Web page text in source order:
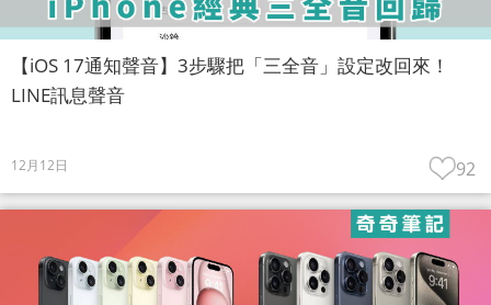
【iOS 17通知聲音】3步驟把「三全音」設定改回來！
LINE訊息聲音
12月12日 92